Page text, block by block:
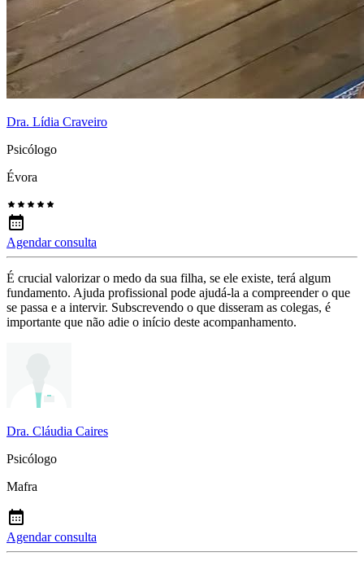
Dra. Lídia Craveiro
Psicólogo
Évora
Agendar consulta
É crucial valorizar o medo da sua filha, se ele existe, terá algum
fundamento. Ajuda profissional pode ajudá-la a compreender o que
se passa e a intervir. Subscrevendo o que disseram as colegas, é
importante que não adie o início deste acompanhamento.
Dra. Cláudia Caires
Psicólogo
Mafra
Agendar consulta